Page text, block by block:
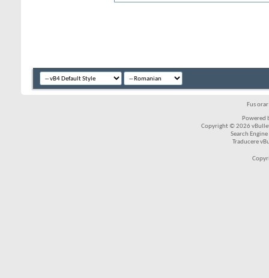
Fus
Powered
Copyright © 2026
Search
Traducere